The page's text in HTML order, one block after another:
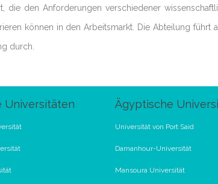
den Anforderungen verschiedener
können in den Arbeitsmarkt. Die Abteilung führt
durch.
Universitäten Ägyptische
Universität von Port Said
Damanhour-Universität
Mansoura Universität